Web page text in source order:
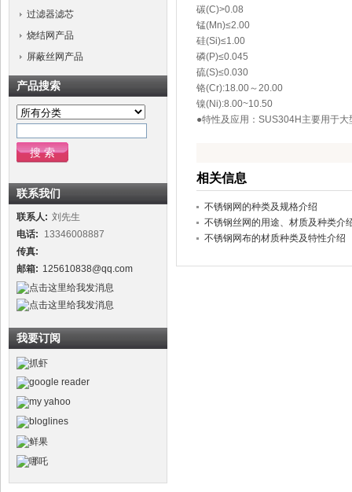
碳(C)>0.08
锰(Mn)≤2.00
硅(Si)≤1.00
磷(P)≤0.045
硫(S)≤0.030
铬(Cr):18.00～20.00
镍(Ni):8.00~10.50
●特性及应用：SUS304H主要用于
相关信息
不锈钢网的种类及规格介绍
不锈钢丝网的用途、材质及种类介
不锈钢网布的材质种类及特性介绍
过滤器滤芯
烧结网产品
屏蔽丝网产品
产品搜索
联系我们
联系人: 刘先生
电话:
13346008887
传真:
邮箱: 125610838@qq.com
我要订阅